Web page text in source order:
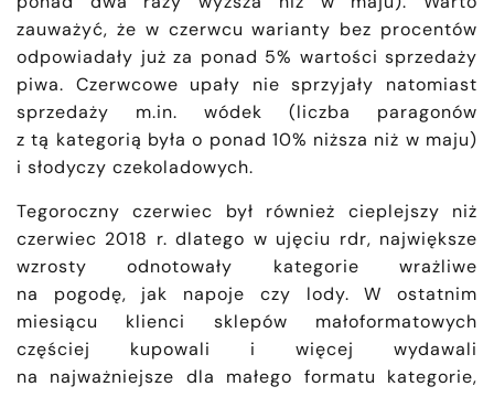
zauważyć, że w czerwcu warianty bez procentów
odpowiadały już za ponad 5% wartości sprzedaży
piwa. Czerwcowe upały nie sprzyjały natomiast
sprzedaży m.in. wódek (liczba paragonów
z tą kategorią była o ponad 10% niższa niż w maju)
i słodyczy czekoladowych.
Tegoroczny czerwiec był również cieplejszy niż
czerwiec 2018 r. dlatego w ujęciu rdr, największe
wzrosty odnotowały kategorie wrażliwe
na pogodę, jak napoje czy lody. W ostatnim
miesiącu klienci sklepów małoformatowych
częściej kupowali i więcej wydawali
na najważniejsze dla małego formatu kategorie,